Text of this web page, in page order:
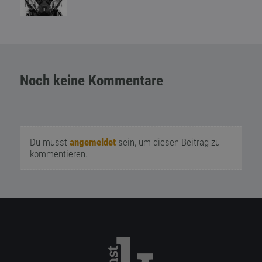
Noch keine Kommentare
Du musst angemeldetsein, um diesen Beitrag zu
kommentieren.